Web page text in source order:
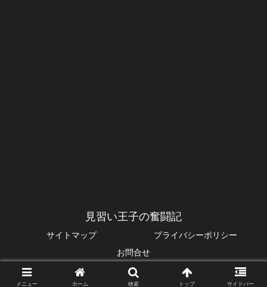
見習い王子の奮闘記
サイトマップ
プライバシーポリシー
お問合せ
© 2014 見習い王子の奮闘記.
メニュー ホーム 検索 トップ サイドバー